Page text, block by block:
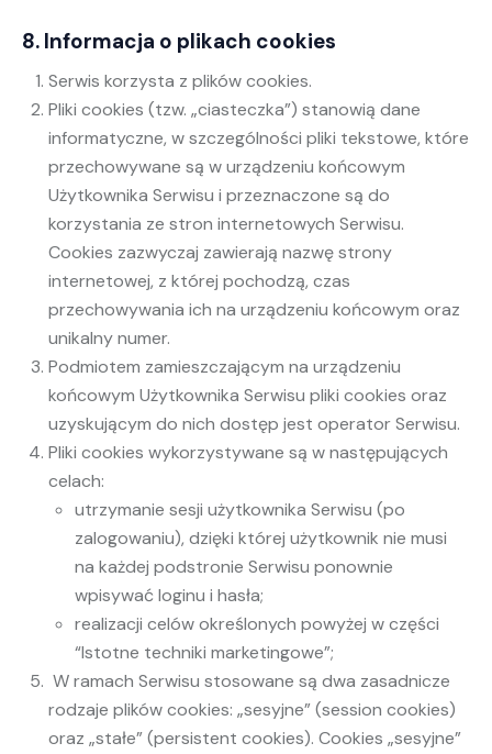
8. Informacja o plikach cookies
Serwis korzysta z plików cookies.
Pliki cookies (tzw. „ciasteczka”) stanowią dane
informatyczne, w szczególności pliki tekstowe, które
przechowywane są w urządzeniu końcowym
Użytkownika Serwisu i przeznaczone są do
korzystania ze stron internetowych Serwisu.
Cookies zazwyczaj zawierają nazwę strony
internetowej, z której pochodzą, czas
przechowywania ich na urządzeniu końcowym oraz
unikalny numer.
Podmiotem zamieszczającym na urządzeniu
końcowym Użytkownika Serwisu pliki cookies oraz
uzyskującym do nich dostęp jest operator Serwisu.
Pliki cookies wykorzystywane są w następujących
celach:
utrzymanie sesji użytkownika Serwisu (po
zalogowaniu), dzięki której użytkownik nie musi
na każdej podstronie Serwisu ponownie
wpisywać loginu i hasła;
realizacji celów określonych powyżej w części
“Istotne techniki marketingowe”;
W ramach Serwisu stosowane są dwa zasadnicze
rodzaje plików cookies: „sesyjne” (session cookies)
oraz „stałe” (persistent cookies). Cookies „sesyjne”